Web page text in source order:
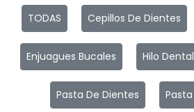
TODAS Cepillos De Dientes
Enjuagues Bucales Hilo Dental
Pasta De Dientes